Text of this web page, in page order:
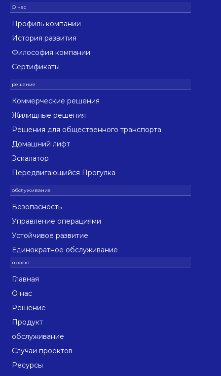
Профиль компании
История развития
Философия компании
Сертификаты
Коммерческие решения
Жилищные решения
Решения для общественного транспорта
Домашний лифт
Эскалатор
Передвигающийся Прогулка
Безопасность
Управление операциями
Устойчивое развитие
Единократное обслуживание
Главная
О нас
Решение
Продукт
обслуживание
Случаи проектов
Ресурсы